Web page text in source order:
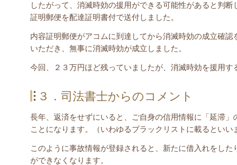
したがって、消滅時効の援用ができる可能性があると判
証明郵便を配達証明書付で送付しました。
内容証明郵便がアコムに到達してから消滅時効の成立確
いただき、無事に消滅時効が成立しました。
今回、２３万円ほど残っていましたが 、消滅時効を援用
３．司法書士からのコメント
長年、返済をせずにいると、ご自身の信用情報に「延滞
ことになります。（いわゆるブラックリストに載るといい
このように事故情報が登録されると、新たに借入れをし
ができなくなります。